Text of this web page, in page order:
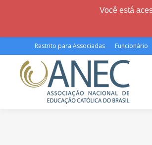
Restrito para Associadas Funcionário
Você está